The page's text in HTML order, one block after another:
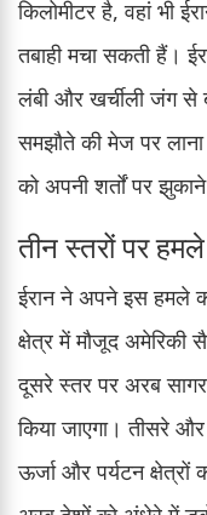
किलोमीटर है, वहां भी
तबाही मचा सकती हैं।
लंबी और खर्चीली जंग से
समझौते की मेज पर
को अपनी शर्तों पर
तीन स्तरों पर
ईरान ने अपने इस हमले
क्षेत्र में मौजूद अमेरिकी
दूसरे स्तर पर अरब
किया जाएगा। तीसरे
ऊर्जा और पर्यटन क्षेत्रों